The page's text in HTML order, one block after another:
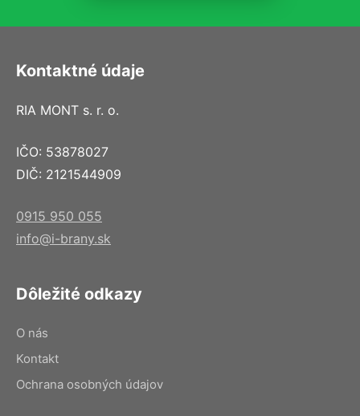
Kontaktné údaje
RIA MONT s. r. o.
IČO: 53878027
DIČ: 2121544909
0915 950 055
info@i-brany.sk
Dôležité odkazy
O nás
Kontakt
Ochrana osobných údajov